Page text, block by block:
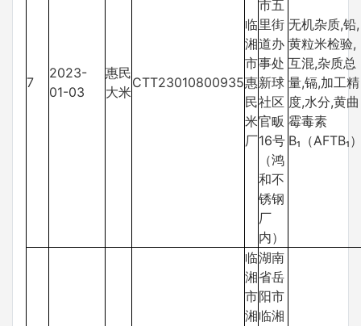
7
2023-
01-03
惠民
大米
CTT23010800935
临
湘
市
惠
民
米
厂
市五
里街
道办
事处
新球
社区
官畈
16号
（鸿
和不
锈钢
厂
内）
无机杂质,铅,
黄粒米检验,
互混,杂质总
量,镉,加工精
度,水分,黄曲
霉毒素
B₁（AFTB₁
临
湘
市
湘
湖南
省岳
阳市
临湘